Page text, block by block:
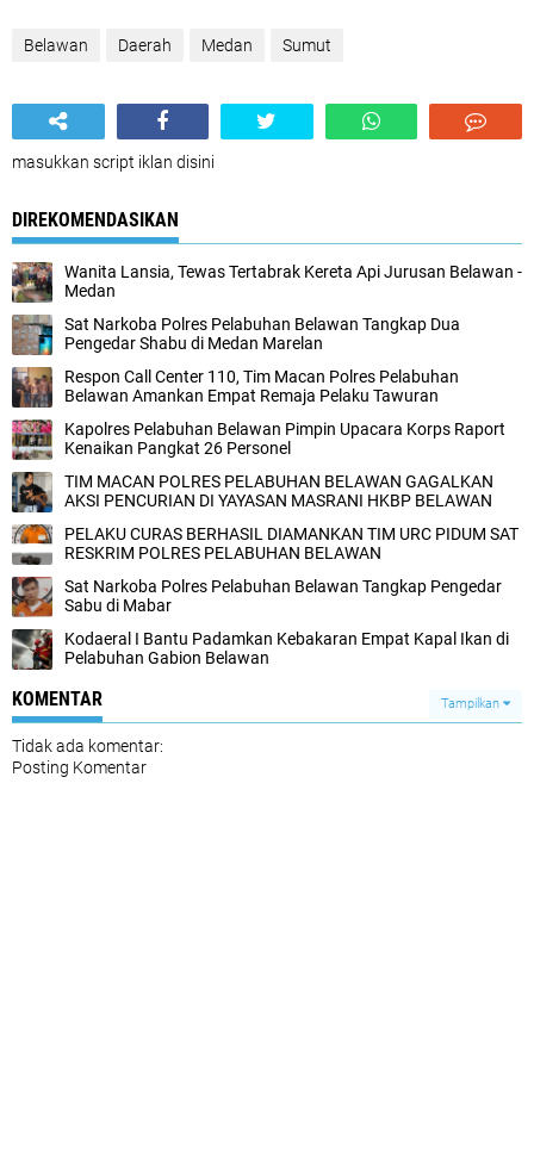
Belawan Daerah Medan Sumut
masukkan script iklan disini
DIREKOMENDASIKAN
Wanita Lansia, Tewas Tertabrak Kereta Api Jurusan Belawan -
Medan‎
Sat Narkoba Polres Pelabuhan Belawan Tangkap Dua
Pengedar Shabu di Medan Marelan
Respon Call Center 110, Tim Macan Polres Pelabuhan
Belawan Amankan Empat Remaja Pelaku Tawuran
Kapolres Pelabuhan Belawan Pimpin Upacara Korps Raport
Kenaikan Pangkat 26 Personel‎
TIM MACAN POLRES PELABUHAN BELAWAN GAGALKAN
AKSI PENCURIAN DI YAYASAN MASRANI HKBP BELAWAN
PELAKU CURAS BERHASIL DIAMANKAN TIM URC PIDUM SAT
RESKRIM POLRES PELABUHAN BELAWAN
Sat Narkoba Polres Pelabuhan Belawan Tangkap Pengedar
Sabu di Mabar
Kodaeral I Bantu Padamkan Kebakaran Empat Kapal Ikan di
Pelabuhan Gabion Belawan
KOMENTAR Tampilkan
Tidak ada komentar:
Posting Komentar